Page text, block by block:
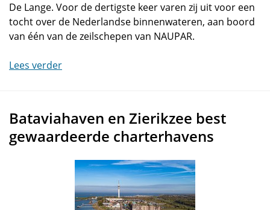
De Lange. Voor de dertigste keer varen zij uit voor een
tocht over de Nederlandse binnenwateren, aan boord
van één van de zeilschepen van NAUPAR.
Lees verder
Bataviahaven en Zierikzee best
gewaardeerde charterhavens